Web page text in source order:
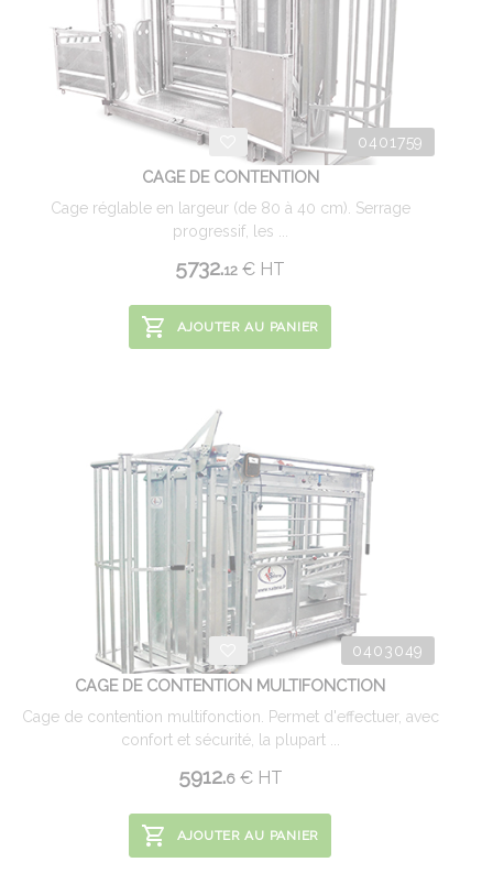
0401759
CAGE DE CONTENTION
Cage réglable en largeur (de 80 à 40 cm). Serrage
progressif, les ...
5732.12 € HT
AJOUTER AU PANIER
0403049
CAGE DE CONTENTION MULTIFONCTION
Cage de contention multifonction. Permet d'effectuer, avec
confort et sécurité, la plupart ...
5912.6 €HT
AJOUTER AU PANIER